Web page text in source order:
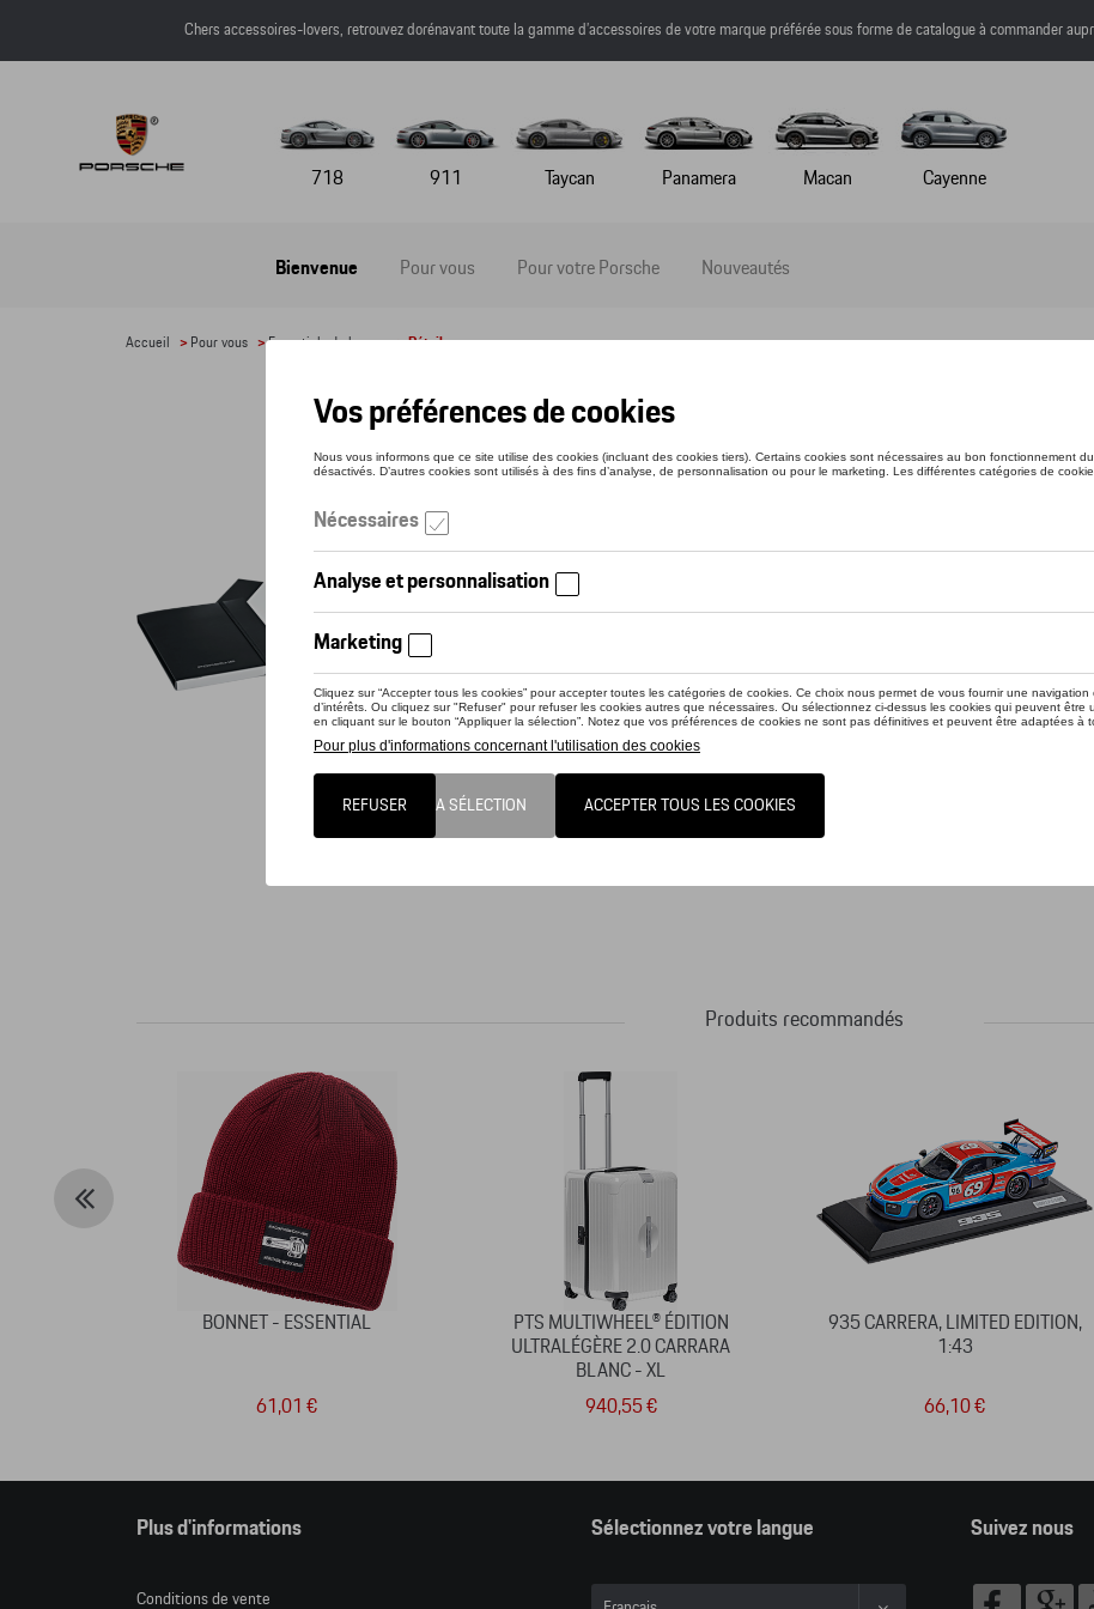
Chers accessoires-lovers, retrouvez dorénavant toute la gamme d’accessoires de votre marque préférée sous forme de catalogue à commander
718 911 Taycan Panamera Macan Cayenne
Bienvenue Pour vous Pour votre Porsche Nouveautés
Accueil > Pour vous >Essentiels du bureau > Détail
CARNET DE NOTES
Référence: WAP0920050D
Contactez votre concessionnaire pour commander
100 feuilles blanches perforées discrètement griffées Porsche. Système de rangement
Stylo à bille intégré. Fermeture par bande élastique. Papier: 90 g/m². Reliure noire.
Produits recommandés
BONNET - ESSENTIAL
61,01 €
PTS MULTIWHEEL® ÉDITION
ULTRALÉGÈRE 2.0 CARRARA
BLANC - XL
940,55 €
935 CARRERA, LIMITED EDITION,
1:43
66,10 €
Plus d'informations
Conditions de vente
Sélectionnez votre langue Suivez nous